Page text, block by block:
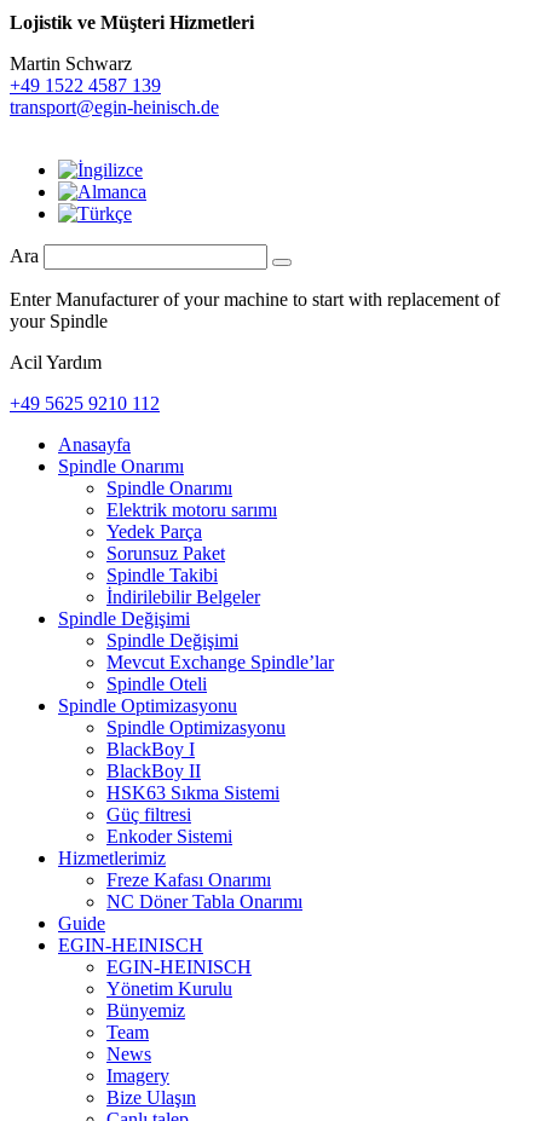
Lojistik ve Müşteri Hizmetleri
Martin Schwarz
+49 1522 4587 139
transport@egin-heinisch.de
Ara
Enter Manufacturer of your machine to start with replacement of
your Spindle
Acil Yardım
+49 5625 9210 112
Anasayfa
Spindle Onarımı
Spindle Onarımı
Elektrik motoru sarımı
Yedek Parça
Sorunsuz Paket
Spindle Takibi
İndirilebilir Belgeler
Spindle Değişimi
Spindle Değişimi
Mevcut Exchange Spindle’lar
Spindle Oteli
Spindle Optimizasyonu
Spindle Optimizasyonu
BlackBoy I
BlackBoy II
HSK63 Sıkma Sistemi
Güç filtresi
Enkoder Sistemi
Hizmetlerimiz
Freze Kafası Onarımı
NC Döner Tabla Onarımı
Guide
EGIN-HEINISCH
EGIN-HEINISCH
Yönetim Kurulu
Bünyemiz
Team
News
Imagery
Bize Ulaşın